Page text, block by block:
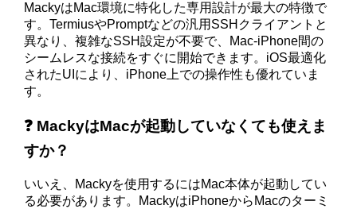
MackyはMac環境に特化した専用設計が最大の特徴で
す。TermiusやPromptなどの汎用SSHクライアントと
異なり、複雑なSSH設定が不要で、Mac-iPhone間の
シームレスな接続をすぐに開始できます。iOS最適化
されたUIにより、iPhone上での操作性も優れていま
す。
❓ MackyはMacが起動していなくても使えま
すか？
いいえ、Mackyを使用するにはMac本体が起動してい
る必要があります。MackyはiPhoneからMacのターミ